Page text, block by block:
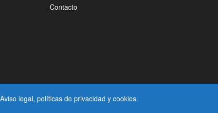
Contacto
Aviso legal, políticas de privacidad y cookies.